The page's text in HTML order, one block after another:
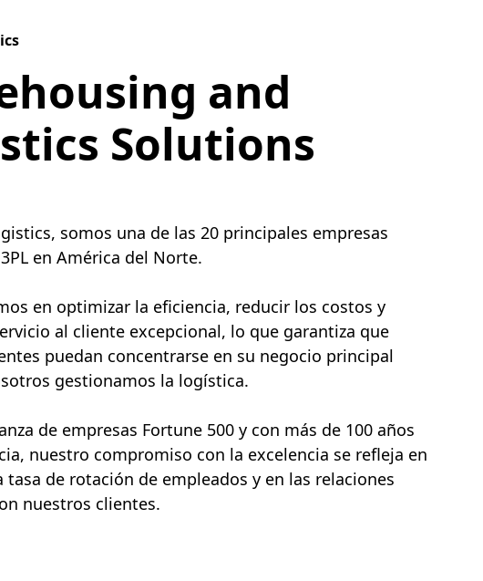
and
Solutions
somos una de las 20 principales empresas
en América del Norte.
en optimizar la eficiencia, reducir los costos y
al cliente excepcional, lo que garantiza que
puedan concentrarse en su negocio principal
gestionamos la logística.
de empresas Fortune 500 y con más de 100 años
nuestro compromiso con la excelencia se refleja en
tasa de rotación de empleados y en las relaciones
nuestros clientes.